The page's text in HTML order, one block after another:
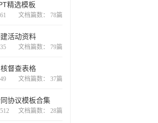
精选模板
文档篇数： 78篇
活动资料
文档篇数： 79篇
督查表格
文档篇数： 37篇
协议模板合集
文档篇数： 28篇